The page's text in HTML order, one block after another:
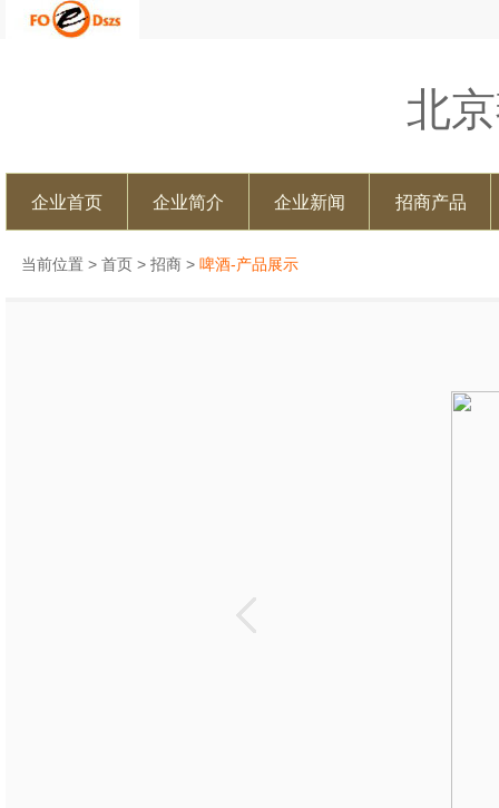
北
企业首页 企业简介 企业新闻 招商产品
当前位置 > 首页 > 招商 > 啤酒-产品展示